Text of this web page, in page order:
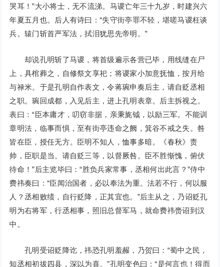
哭耳！”大小将士，无不流涕。马谡亡年三十九岁，时建兴六
年夏五月也。后人有诗曰：“失守街亭罪不轻，堪嗟马谡枉谈
兵。辕门斩首严军法，拭泪犹思先帝明。”
却说孔明斩了马谡，将首级遍示各营已毕，用线缝在尸
上，具棺葬之，自修祭文享祀；将谡家小加意抚恤，按月给
与禄米。于是孔明自作表文，令蒋琬申奏后主，请自贬丞相
之职。琬回成都，入见后主，进上孔明表章。后主拆视之。
表曰：“臣本庸才，叨窃非据，亲秉旄钺，以励三军。不能训
章明法，临事而惧，至有街亭违命之阙，箕谷不戒之失。咎
皆在臣，授任无方。臣明不知人，恤事多暗。《春秋》责
帅，臣职是当。请自贬三等，以督厥咎。臣不胜惭愧，俯伏
待命！”后主览毕曰：“胜负兵家常事，丞相何出此言？”侍中
费祎奏曰：“臣闻治国者，必以奉法为重。法若不行，何以服
人？丞相败绩，自行贬降，正其宜也。”后主从之，乃诏贬孔
明为右将军，行丞相事，照旧总督军马，就命费祎赍诏到汉
中。
孔明受诏贬降讫，祎恐孔明羞赧，乃贺曰：“蜀中之民，
知丞相初拔四县，深以为喜。”孔明变色曰：“是何言也！得而